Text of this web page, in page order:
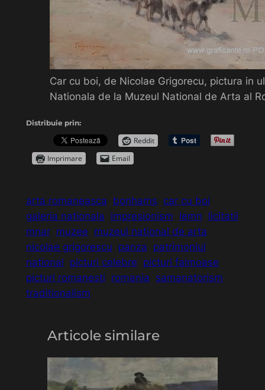
Car cu boi, de Nicolae Grigorecu, pictura in
Nationala de la Muzeul National de Arta al
Distribuie prin:
Reddit
Imprimare
Email
arta romaneasca bonhams car cu boi
galeria nationala impresionism lemn licitatii
mnar muzee muzeul national de arta
nicolae grigorescu panza patrimoniul
national picturi celebre picturi faimoase
picturi romanesti romania samanatorism
traditionalism
Articole similare